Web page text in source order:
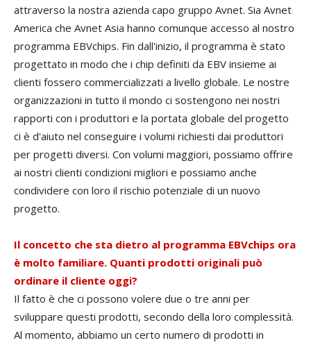
attraverso la nostra azienda capo gruppo Avnet. Sia Avnet
America che Avnet Asia hanno comunque accesso al nostro
programma EBVchips. Fin dall'inizio, il programma è stato
progettato in modo che i chip definiti da EBV insieme ai
clienti fossero commercializzati a livello globale. Le nostre
organizzazioni in tutto il mondo ci sostengono nei nostri
rapporti con i produttori e la portata globale del progetto
ci è d'aiuto nel conseguire i volumi richiesti dai produttori
per progetti diversi. Con volumi maggiori, possiamo offrire
ai nostri clienti condizioni migliori e possiamo anche
condividere con loro il rischio potenziale di un nuovo
progetto.
Il concetto che sta dietro al programma EBVchips ora
è molto familiare. Quanti prodotti originali può
ordinare il cliente oggi?
Il fatto è che ci possono volere due o tre anni per
sviluppare questi prodotti, secondo della loro complessità.
Al momento, abbiamo un certo numero di prodotti in